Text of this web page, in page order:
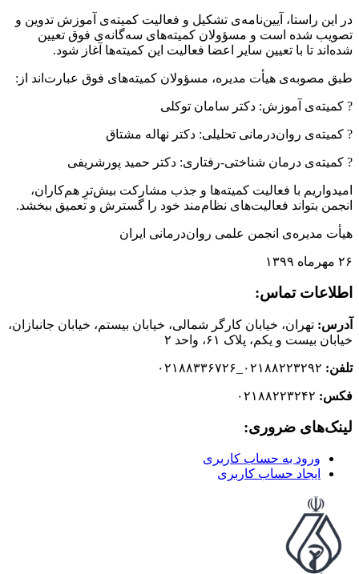
در این راستا، آیین‌نامه‌ی تشکیل و فعالیت کمیته‌ی آموزش تدوین و
تصویب شده است و مسؤولان کمیته‌های سه‌گانه‌ی فوق تعیین
شده‌اند تا با تعیین سایر اعضا ‌فعالیت این کمیته‌ها آغاز شود.
طبق مصوبه‌ی هیأت مدیره، مسؤولان کمیته‌های فوق عبارت‌اند از:‌
? کمیته‌ی آموزش: دکتر سامان توکلی
? کمیته‌ی روان‌درمانی تحلیلی: دکتر نهاله مشتاق
? کمیته‌ی درمان شناختی-رفتاری: دکتر حمید پورشریفی
امیدواریم با فعالیت کمیته‌ها و جذب مشارکت بیش‌ترِ هم‌کاران،
انجمن بتواند فعالیت‌های نظام‌مند خود را گسترش و تعمیق ببخشد.
هیأت مدیره‌ی انجمن علمی روان‌درمانی ایران
٢۶ مهرماه ١٣٩٩
اطلاعات تماس:
آدرس: تهران، خیابان کارگر شمالی، خیابان بیستم، خیابان جانبازان،
خیابان بیست و یکم، پلاک ۶۱، واحد ۲
تلفن:
فکس:
لینک‌های ضروری:
ورود به حساب کاربری
ایجاد حساب کاربری